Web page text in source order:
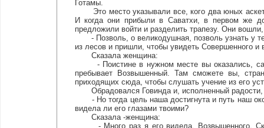
Готамы.
Это место указывали все, кого два юных
И когда они прибыли в Саватхи, в первом же
предложили войти и разделить трапезу. Они
- Позволь, о великодушная, позволь узнать у
из лесов и пришли, чтобы увидеть Совершенного и
Сказала женщина:
- Поистине в нужном месте вы оказались,
пребывает Возвышенный. Там сможете вы,
приходящих сюда, чтобы слушать учение из его
Обрадовался Говинда и, исполненный радости,
- Но тогда цель наша достигнута и путь наш
видела ли его глазами твоими?
Сказала -женщина:
- Много раз я его видела, Возвышенного.